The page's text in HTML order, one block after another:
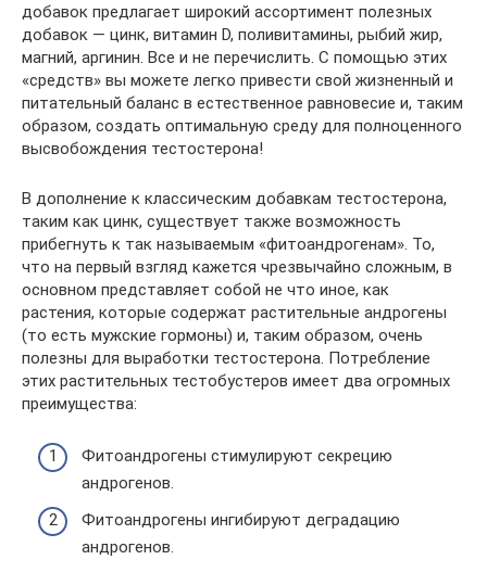
добавок предлагает широкий ассортимент полезных
добавок — цинк, витамин D, поливитамины, рыбий жир,
магний, аргинин. Все и не перечислить. С помощью этих
«средств» вы можете легко привести свой жизненный и
питательный баланс в естественное равновесие и, таким
образом, создать оптимальную среду для полноценного
высвобождения тестостерона!
В дополнение к классическим добавкам тестостерона,
таким как цинк, существует также возможность
прибегнуть к так называемым «фитоандрогенам». То,
что на первый взгляд кажется чрезвычайно сложным, в
основном представляет собой не что иное, как
растения, которые содержат растительные андрогены
(то есть мужские гормоны) и, таким образом, очень
полезны для выработки тестостерона. Потребление
этих растительных тестобустеров имеет два огромных
преимущества:
Фитоандрогены стимулируют секрецию
андрогенов.
Фитоандрогены ингибируют деградацию
андрогенов.